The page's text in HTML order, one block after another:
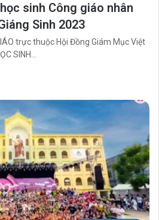
sinh Công giáo nhân
Sinh 2023
trực thuộc Hội Đồng Giám Mục Việt
SINH…